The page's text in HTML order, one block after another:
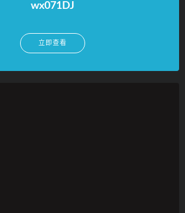
wx071DJ
立即查看